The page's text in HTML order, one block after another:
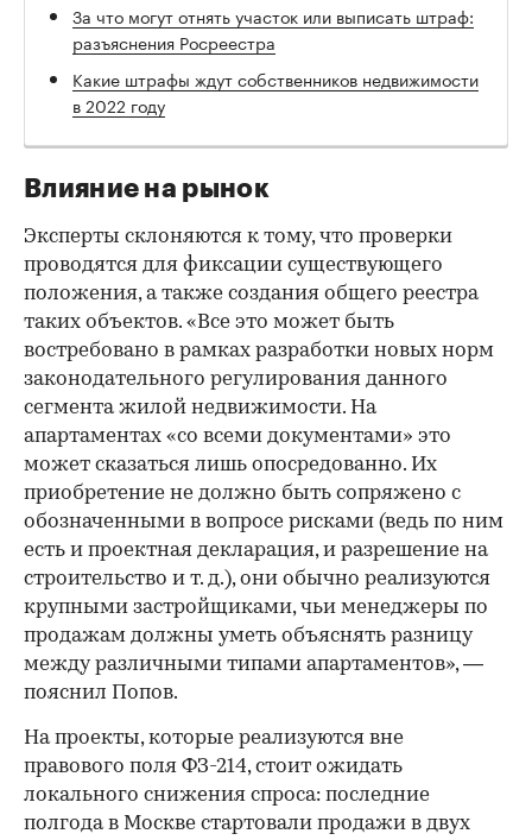
За что могут отнять участок или выписать штраф:
разъяснения Росреестра
Какие штрафы ждут собственников недвижимости
в 2022 году
Влияние на рынок
Эксперты склоняются к тому, что проверки
проводятся для фиксации существующего
положения, а также создания общего реестра
таких объектов. «Все это может быть
востребовано в рамках разработки новых норм
законодательного регулирования данного
сегмента жилой недвижимости. На
апартаментах «со всеми документами» это
может сказаться лишь опосредованно. Их
приобретение не должно быть сопряжено с
обозначенными в вопросе рисками (ведь по ним
есть и проектная декларация, и разрешение на
строительство и т. д.), они обычно реализуются
крупными застройщиками, чьи менеджеры по
продажам должны уметь объяснять разницу
между различными типами апартаментов», —
пояснил Попов.
На проекты, которые реализуются вне
правового поля ФЗ-214, стоит ожидать
локального снижения спроса: последние
полгода в Москве стартовали продажи в двух